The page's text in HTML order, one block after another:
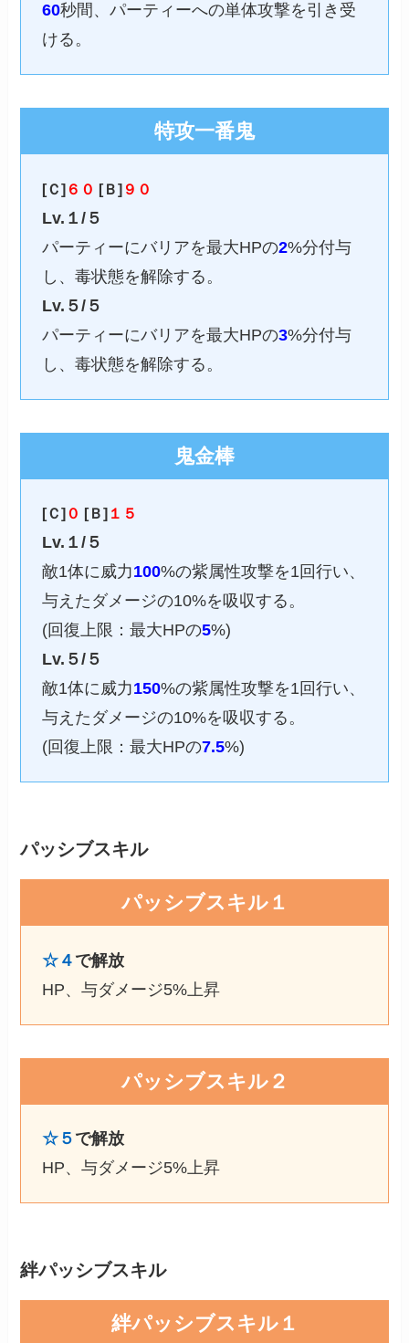
60秒間、パーティーへの単体攻撃を引き受
ける。
特攻一番鬼
[Ｃ] ６０ [Ｂ] ９０
Lv.１/５
パーティーにバリアを最大HPの2%分付与
し、毒状態を解除する。
Lv.５/５
パーティーにバリアを最大HPの3%分付与
し、毒状態を解除する。
鬼金棒
[Ｃ] ０ [Ｂ] １５
Lv.１/５
敵1体に威力100%の紫属性攻撃を1回行い、
与えたダメージの10%を吸収する。
(回復上限：最大HPの5%)
Lv.５/５
敵1体に威力150%の紫属性攻撃を1回行い、
与えたダメージの10%を吸収する。
(回復上限：最大HPの7.5%)
パッシブスキル
パッシブスキル１
☆４ で解放
HP、与ダメージ5%上昇
パッシブスキル２
☆５ で解放
HP、与ダメージ5%上昇
絆パッシブスキル
絆パッシブスキル１